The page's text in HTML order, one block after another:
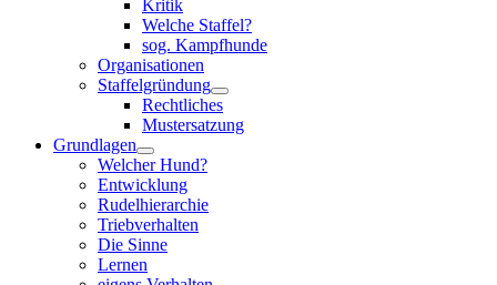
Kritik
Welche Staffel?
sog. Kampfhunde
Organisationen
Staffelgründung
Rechtliches
Mustersatzung
Grundlagen
Welcher Hund?
Entwicklung
Rudelhierarchie
Triebverhalten
Die Sinne
Lernen